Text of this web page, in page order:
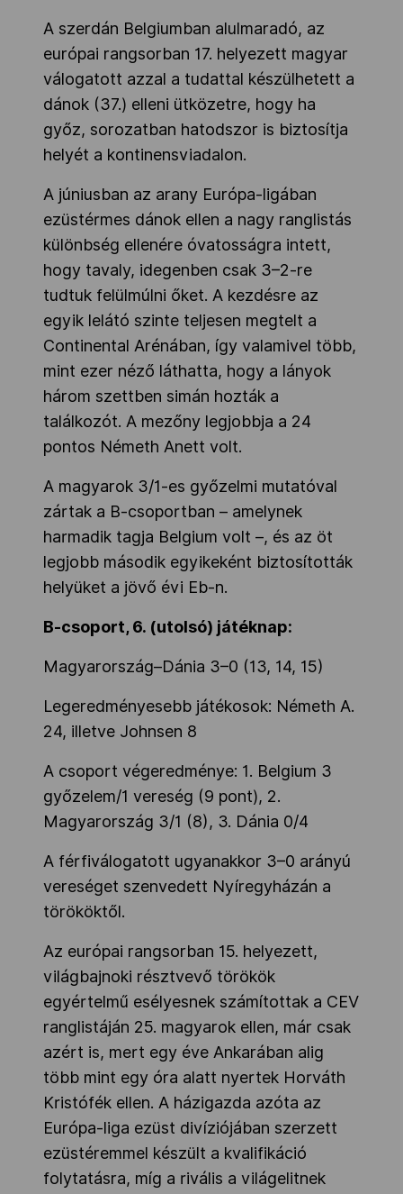
A szerdán Belgiumban alulmaradó, az
európai rangsorban 17. helyezett magyar
válogatott azzal a tudattal készülhetett a
dánok (37.) elleni ütközetre, hogy ha
győz, sorozatban hatodszor is biztosítja
helyét a kontinensviadalon.
A júniusban az arany Európa-ligában
ezüstérmes dánok ellen a nagy ranglistás
különbség ellenére óvatosságra intett,
hogy tavaly, idegenben csak 3–2-re
tudtuk felülmúlni őket. A kezdésre az
egyik lelátó szinte teljesen megtelt a
Continental Arénában, így valamivel több,
mint ezer néző láthatta, hogy a lányok
három szettben simán hozták a
találkozót. A mezőny legjobbja a 24
pontos Németh Anett volt.
A magyarok 3/1-es győzelmi mutatóval
zártak a B-csoportban – amelynek
harmadik tagja Belgium volt –, és az öt
legjobb második egyikeként biztosították
helyüket a jövő évi Eb-n.
B-csoport, 6. (utolsó) játéknap:
Magyarország–Dánia 3–0 (13, 14, 15)
Legeredményesebb játékosok: Németh A.
24, illetve Johnsen 8
A csoport végeredménye: 1. Belgium 3
győzelem/1 vereség (9 pont), 2.
Magyarország 3/1 (8), 3. Dánia 0/4
A férfiválogatott ugyanakkor 3–0 arányú
vereséget szenvedett Nyíregyházán a
törököktől.
Az európai rangsorban 15. helyezett,
világbajnoki résztvevő törökök
egyértelmű esélyesnek számítottak a CEV
ranglistáján 25. magyarok ellen, már csak
azért is, mert egy éve Ankarában alig
több mint egy óra alatt nyertek Horváth
Kristófék ellen. A házigazda azóta az
Európa-liga ezüst divíziójában szerzett
ezüstéremmel készült a kvalifikáció
folytatásra, míg a rivális a világelitnek